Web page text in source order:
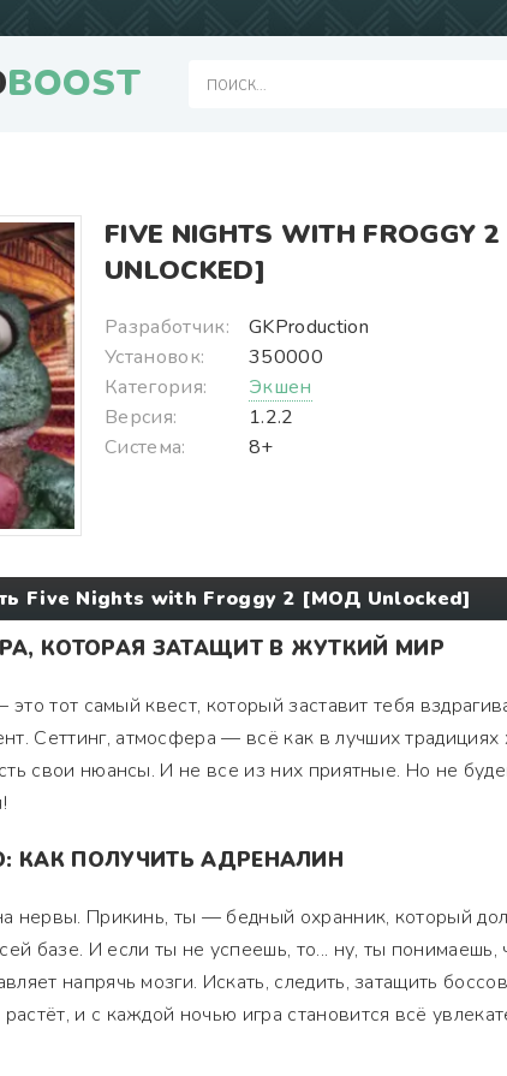
BOOST
FIVE NIGHTS WITH FROGGY
UNLOCKED]
Разработчик:
GKProduction
Установок:
350000
Категория:
Экшен
Версия:
1.2.2
Система:
8+
Five Nights with Froggy 2 [МОД Unlocked]
КОТОРАЯ ЗАТАЩИТ В ЖУТКИЙ МИР
тот самый квест, который заставит тебя
Сеттинг, атмосфера — всё как в лучших традициях
свои нюансы. И не все из них приятные. Но не
КАК ПОЛУЧИТЬ АДРЕНАЛИН
нервы. Прикинь, ты — бедный охранник, который
базе. И если ты не успеешь, то... ну, ты понимаешь,
напрячь мозги. Искать, следить, затащить
и с каждой ночью игра становится всё